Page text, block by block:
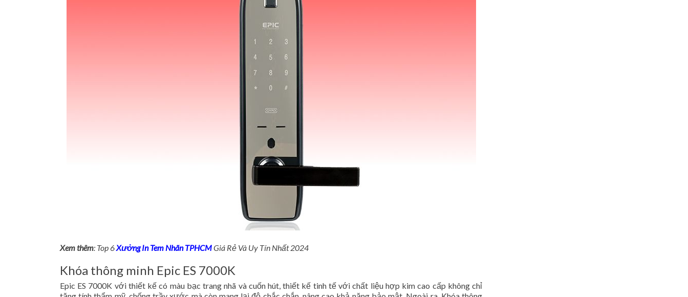
Xem thêm: Top 6Xưởng In Tem Nhãn TPHCMGiá Rẻ Và Uy Tín Nhất 2024
Khóa thông minh Epic ES 7000K
Epic ES 7000K với thiết kế có màu bạc trang nhã và cuốn hút, thiết kế tinh tế với chất liệu hợp kim cao cấp không chỉ